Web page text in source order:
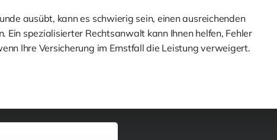
ausübt, kann es schwierig sein, einen ausreichenden
Ein spezialisierter Rechtsanwalt kann Ihnen helfen, Fehler
Ihre Versicherung im Ernstfall die Leistung verweigert.